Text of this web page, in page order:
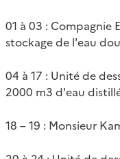
01 à 03 : Compagnie
stockage de l'eau
04 à 17 : Unité de
2000 m3 d'eau
18 – 19 : Monsieur